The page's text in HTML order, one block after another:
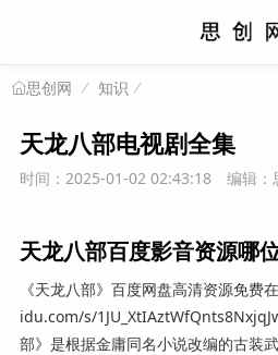
思创网 知识
天龙八部电视剧全集
时间：2025-01-02 02:43:18 编辑：
天龙八部百度影音资源哪
《天龙八部》百度网盘高清资源免
idu.com/s/
部》是根据金庸同名小说改编的古装